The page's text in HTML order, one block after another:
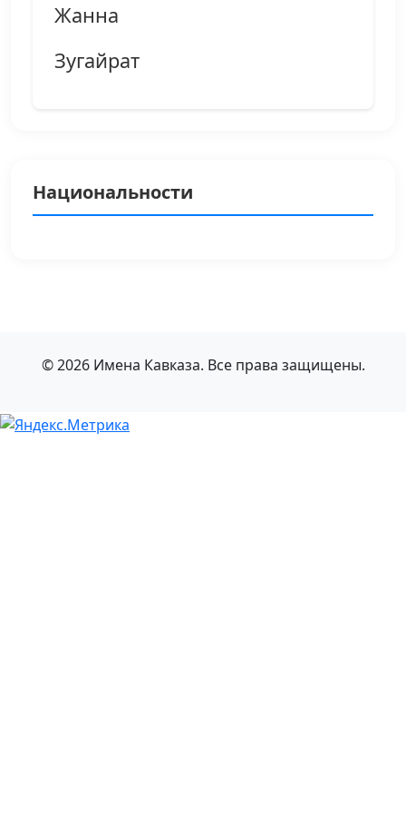
Жанна
Зугайрат
Национальности
© 2026 Имена Кавказа. Все права защищены.